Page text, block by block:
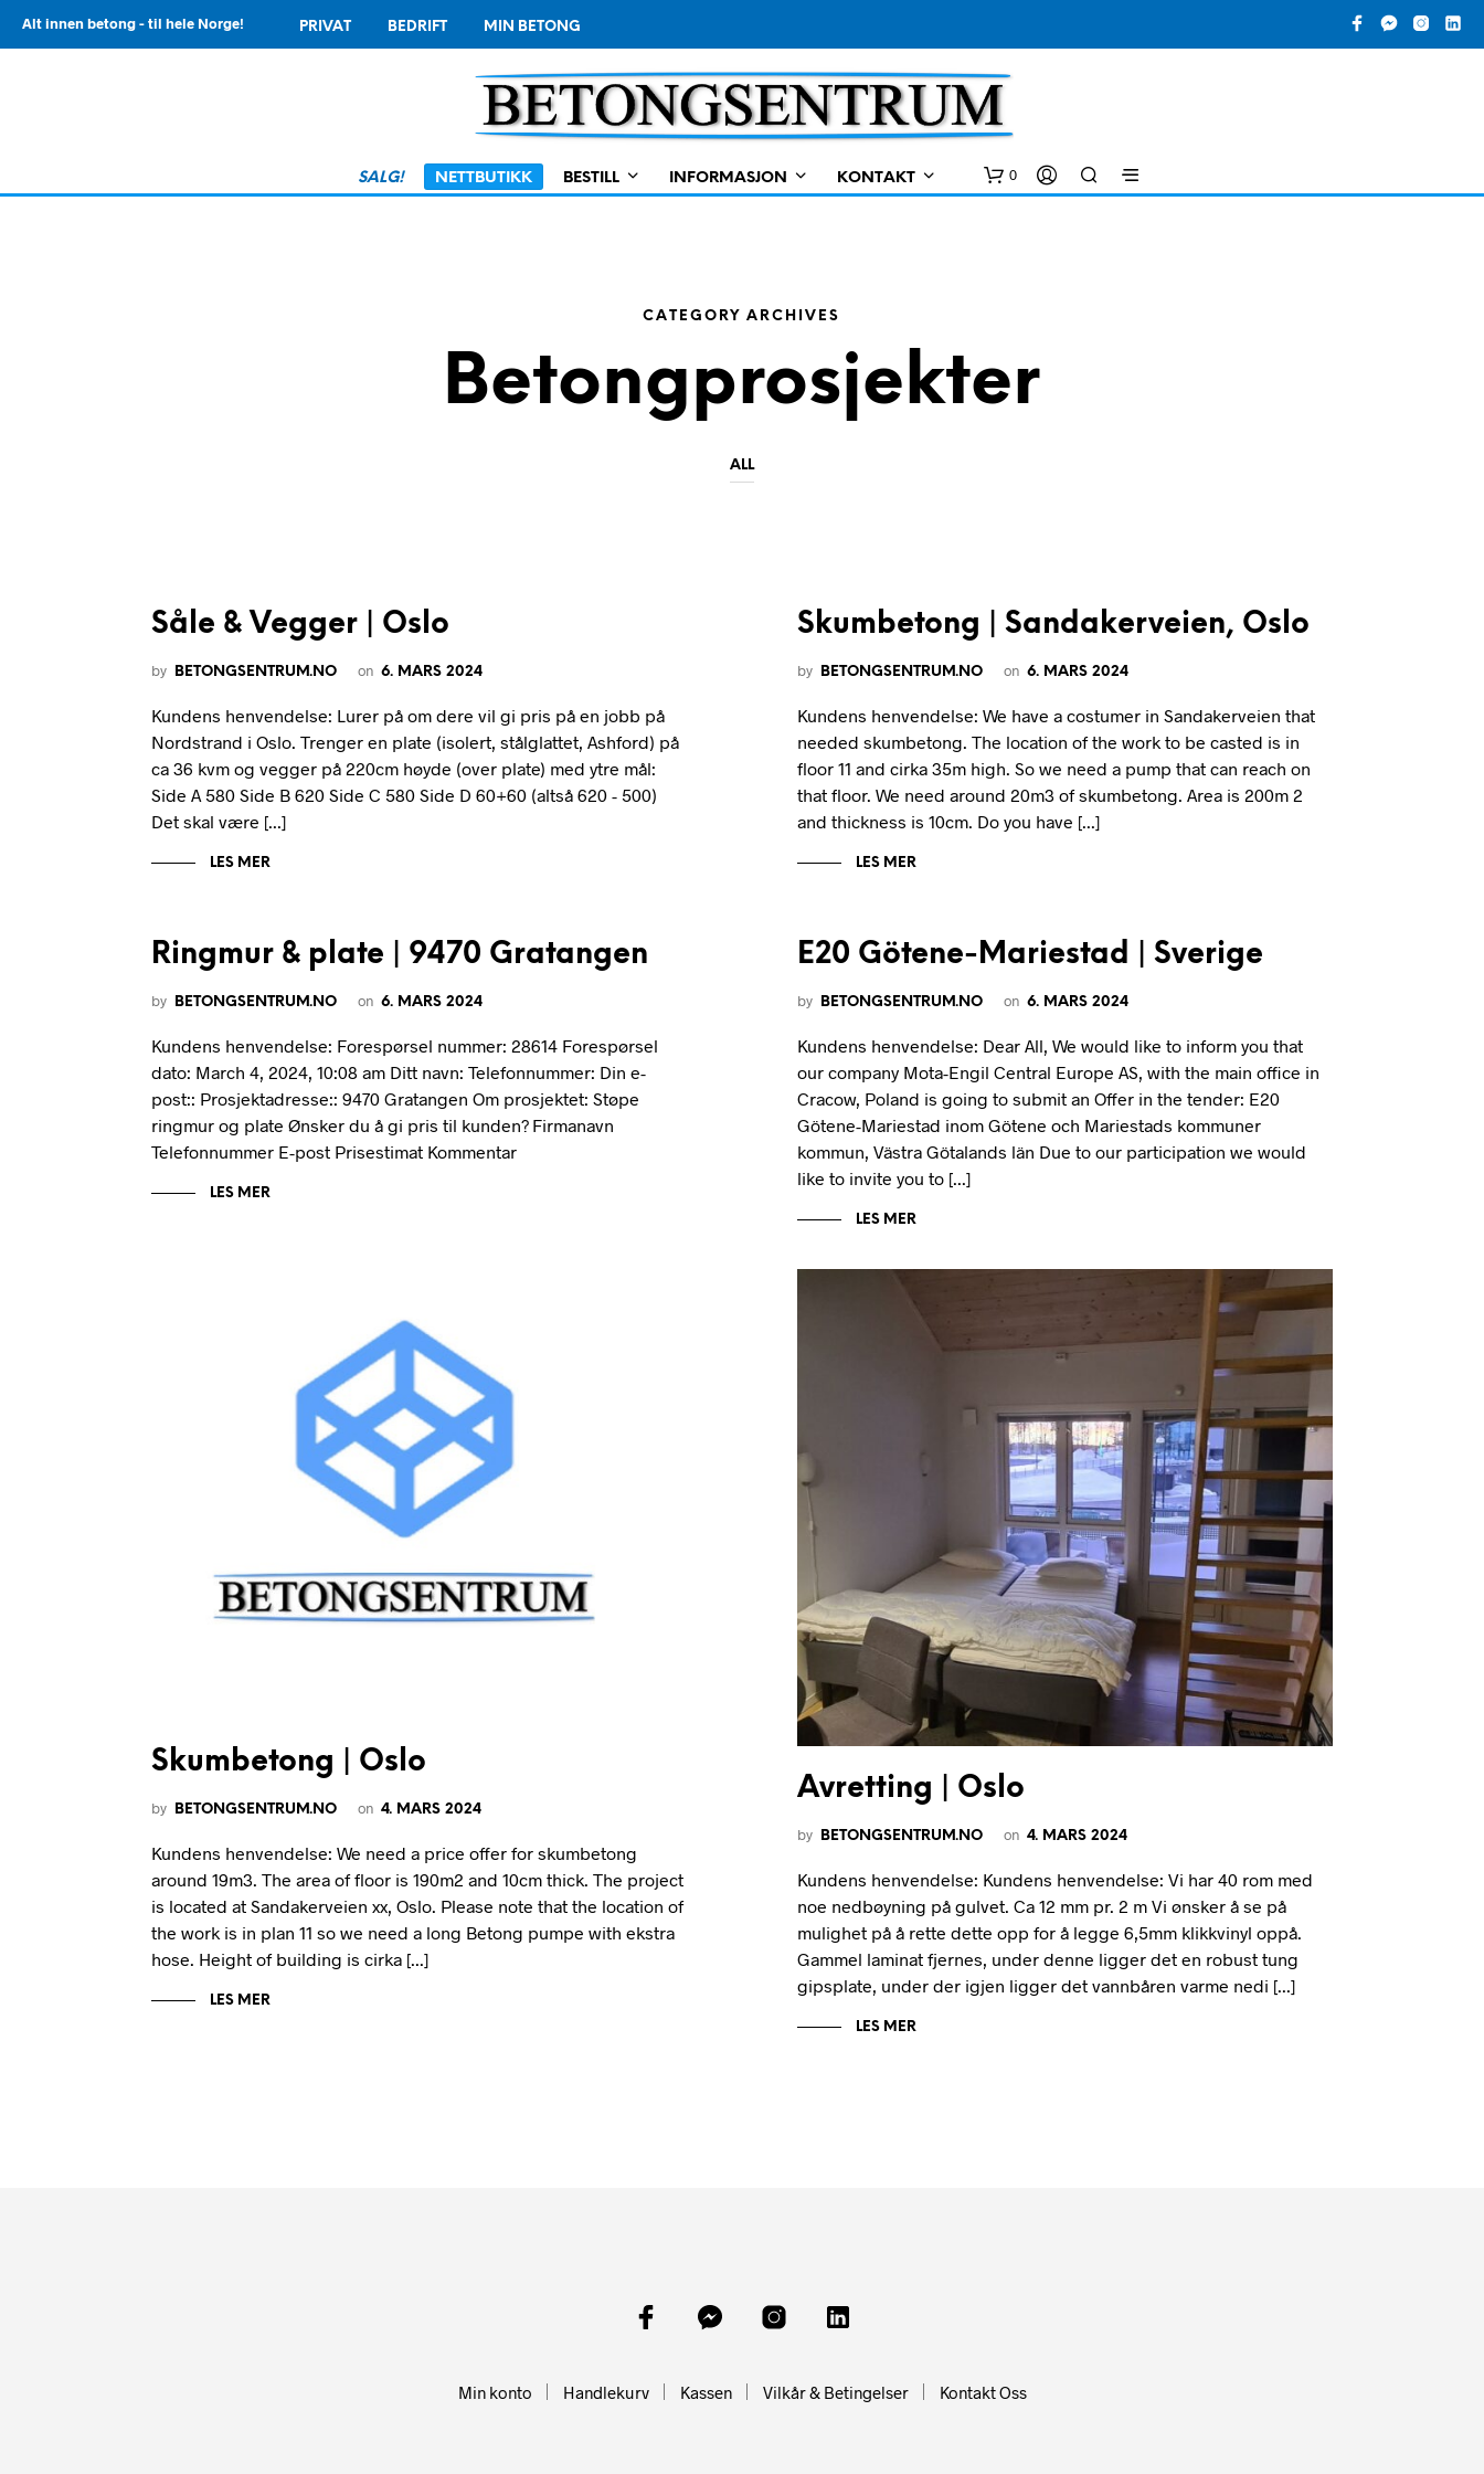
Alt innen betong - til hele Norge! PRIVAT BEDRIFT MIN BETONG
SALG! NETTBUTIKK BESTILL INFORMASJON KONTAKT 0
N
R
D
K
T
E
L
E
U
E
.
CATEGORY ARCHIVES
Betongprosjekter
ALL
Såle & Vegger | Oslo
by BETONGSENTRUM.NO on 6. MARS 2024
Kundens henvendelse: Lurer på om dere vil gi pris på en jobb på
Nordstrand i Oslo. Trenger en plate (isolert, stålglattet, Ashford) på
ca 36 kvm og vegger på 220cm høyde (over plate) med ytre mål:
Side A 580 Side B 620 Side C 580 Side D 60+60 (altså 620 - 500)
Det skal være [...]
LES MER
Ringmur & plate | 9470 Gratangen
by BETONGSENTRUM.NO on 6. MARS 2024
Kundens henvendelse: Forespørsel nummer: 28614 Forespørsel
dato: March 4, 2024, 10:08 am Ditt navn: Telefonnummer: Din e-
post:: Prosjektadresse:: 9470 Gratangen Om prosjektet: Støpe
ringmur og plate Ønsker du å gi pris til kunden? Firmanavn
Telefonnummer E-post Prisestimat Kommentar
LES MER
Skumbetong | Oslo
by BETONGSENTRUM.NO on 4. MARS 2024
Kundens henvendelse: We need a price offer for skumbetong
around 19m3. The area of floor is 190m2 and 10cm thick. The project
is located at Sandakerveien xx, Oslo. Please note that the location of
the work is in plan 11 so we need a long Betong pumpe with ekstra
hose. Height of building is cirka [...]
LES MER
Skumbetong | Sandakerveien, Oslo
by BETONGSENTRUM.NO on 6. MARS 2024
Kundens henvendelse: We have a costumer in Sandakerveien that
needed skumbetong. The location of the work to be casted is in
floor 11 and cirka 35m high. So we need a pump that can reach on
that floor. We need around 20m3 of skumbetong. Area is 200m 2
and thickness is 10cm. Do you have [...]
LES MER
E20 Götene-Mariestad | Sverige
by BETONGSENTRUM.NO on 6. MARS 2024
Kundens henvendelse: Dear All, We would like to inform you that
our company Mota-Engil Central Europe AS, with the main office in
Cracow, Poland is going to submit an Offer in the tender: E20
Götene-Mariestad inom Götene och Mariestads kommuner
kommun, Västra Götalands län Due to our participation we would
like to invite you to [...]
LES MER
Avretting | Oslo
by BETONGSENTRUM.NO on 4. MARS 2024
Kundens henvendelse: Kundens henvendelse: Vi har 40 rom med
noe nedbøyning på gulvet. Ca 12 mm pr. 2 m Vi ønsker å se på
mulighet på å rette dette opp for å legge 6,5mm klikkvinyl oppå.
Gammel laminat fjernes, under denne ligger det en robust tung
gipsplate, under der igjen ligger det vannbåren varme nedi [...]
LES MER
Min konto Handlekurv Kassen Vilkår & Betingelser Kontakt Oss